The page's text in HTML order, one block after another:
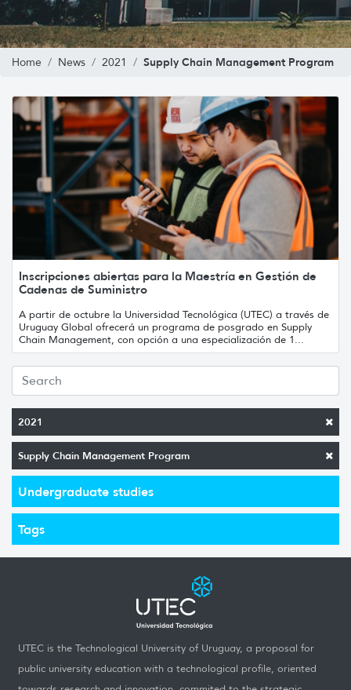
Home News 2021 Supply Chain Management Program
2021
Supply Chain Management Program
Undergraduate studies
Tags
Inscripciones abiertas para la Maestría en Gestión de
Cadenas de Suministro
A partir de octubre la Universidad Tecnológica (UTEC) a través de
Uruguay Global ofrecerá un programa de posgrado en Supply
Chain Management, con opción a una especialización de 1...
UTEC is the Technological University of Uruguay, a proposal for
public university education with a technological profile, oriented